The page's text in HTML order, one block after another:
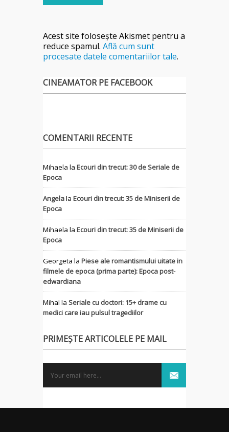
Acest site folosește Akismet pentru a
reduce spamul. Află cum sunt
procesate datele comentariilor tale.
CINEAMATOR PE FACEBOOK
COMENTARII RECENTE
Mihaela la Ecouri din trecut: 30 de Seriale de
Epoca
Angelala Ecouri din trecut: 35 de Miniserii de
Epoca
Mihaela la Ecouri din trecut: 35 de Miniserii de
Epoca
Georgeta la Piese ale romantismului uitate in
filmele de epoca (prima parte): Epoca post-
edwardiana
MihaI la Seriale cu doctori: 15+ drame cu
medici care iau pulsul tragediilor
PRIMEȘTE ARTICOLELE PE MAIL